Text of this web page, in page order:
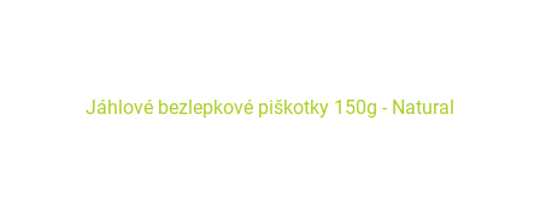
Jáhlové bezlepkové piškotky 150g - Natural